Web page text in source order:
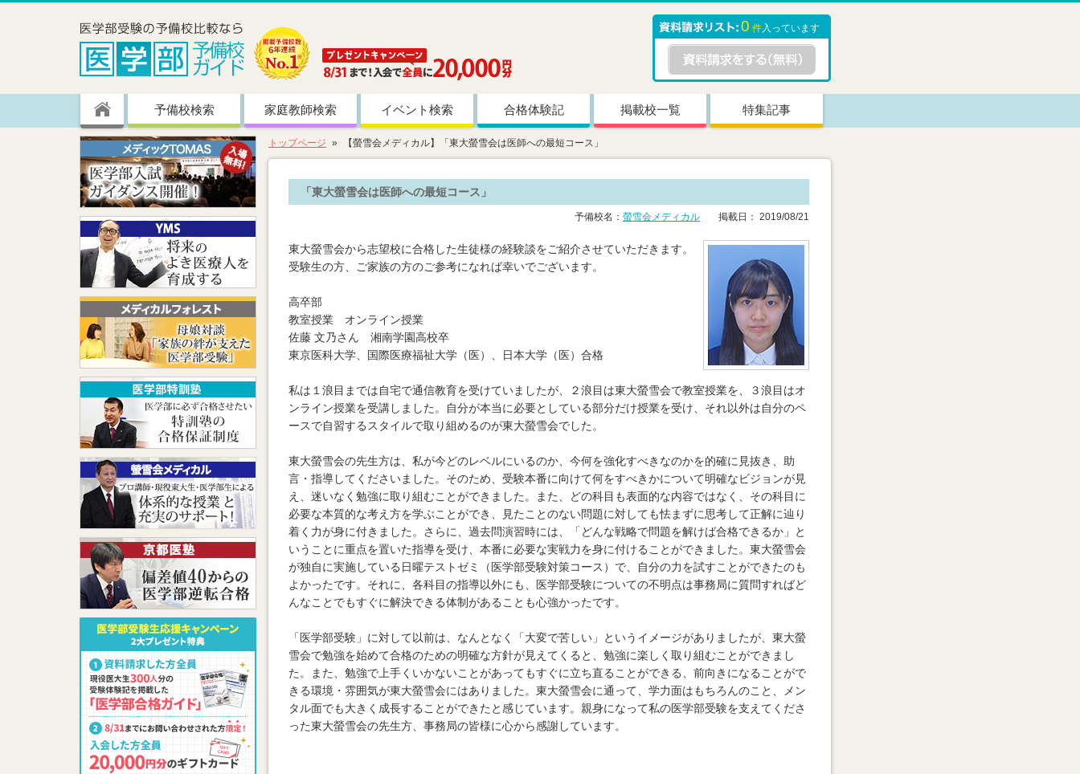
0 件入っています
予備校検索 家庭教師検索 イベント検索 合格体験記 掲載校一覧 特集記事
トップページ 【螢雪会メディカル】「東大螢雪会は医師への最短コース」
「東大螢雪会は医師への最短コース」
予備校名： 螢雪会メディカル 掲載日： 2019/08/21
東大螢雪会から志望校に合格した生徒様の経験談をご紹介させていただきます。
受験生の方、ご家族の方のご参考になれば幸いでございます。
高卒部
教室授業 オンライン授業
佐藤 文乃さん 湘南学園高校卒
東京医科大学、国際医療福祉大学（医）、日本大学（医）合格
私は１浪目までは自宅で通信教育を受けていましたが、２浪目は東大螢雪会で教室授業を、３浪目はオ
ンライン授業を受講しました。自分が本当に必要としている部分だけ授業を受け、それ以外は自分のペ
ースで自習するスタイルで取り組めるのが東大螢雪会でした。
東大螢雪会の先生方は、私が今どのレベルにいるのか、今何を強化すべきなのかを的確に見抜き、助
言・指導してくださいました。そのため、受験本番に向けて何をすべきかについて明確なビジョンが見
え、迷いなく勉強に取り組むことができました。また、どの科目も表面的な内容ではなく、その科目に
必要な本質的な考え方を学ぶことができ、見たことのない問題に対しても怯まずに思考して正解に辿り
着く力が身に付きました。さらに、過去問演習時には、「どんな戦略で問題を解けば合格できるか」と
いうことに重点を置いた指導を受け、本番に必要な実戦力を身に付けることができました。東大螢雪会
が独自に実施している日曜テストゼミ（医学部受験対策コース）で、自分の力を試すことができたのも
よかったです。それに、各科目の指導以外にも、医学部受験についての不明点は事務局に質問すればど
んなことでもすぐに解決できる体制があることも心強かったです。
「医学部受験」に対して以前は、なんとなく「大変で苦しい」というイメージがありましたが、東大螢
雪会で勉強を始めて合格のための明確な方針が見えてくると、勉強に楽しく取り組むことができまし
た。また、勉強で上手くいかないことがあってもすぐに立ち直ることができる、前向きになることがで
きる環境・雰囲気が東大螢雪会にはありました。東大螢雪会に通って、学力面はもちろんのこと、メン
タル面でも大きく成長することができたと感じています。親身になって私の医学部受験を支えてくださ
った東大螢雪会の先生方、事務局の皆様に心から感謝しています。